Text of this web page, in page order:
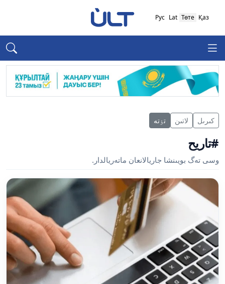
Қаз
Төте
Lat
Рус
كىرىل لاتىن تٶتە
#تاريح
وسى تەگ بويىنشا جاريالانعان ماتەريالدار.